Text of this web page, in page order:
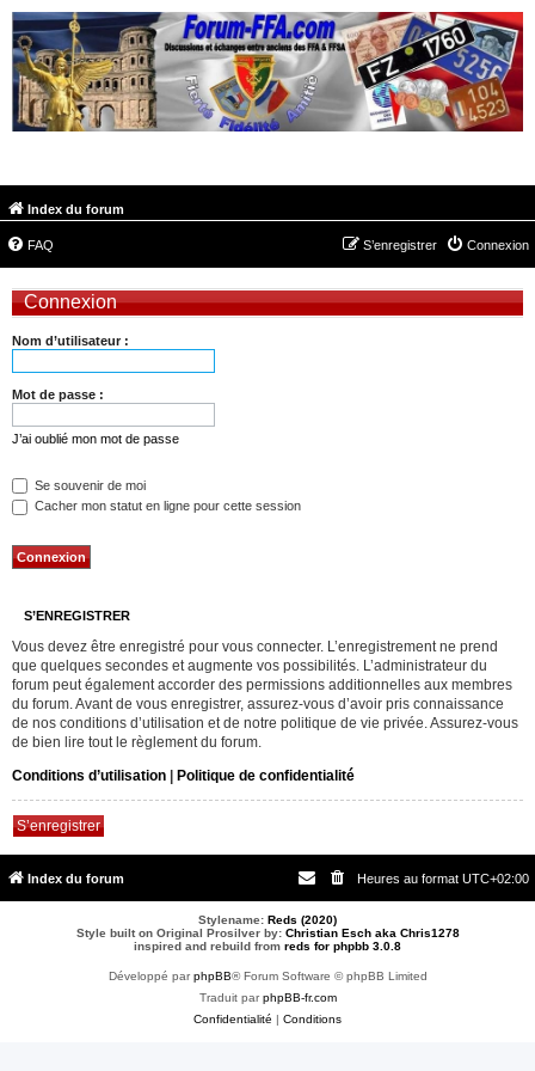
Index du forum
FAQ Connexion
S’enregistrer
Connexion
Nom d’utilisateur :
Mot de passe :
J’ai oublié mon mot de passe
Se souvenir de moi
Cacher mon statut en ligne pour cette session
S’ENREGISTRER
Vous devez être enregistré pour vous connecter. L’enregistrement ne prend
que quelques secondes et augmente vos possibilités. L’administrateur du
forum peut également accorder des permissions additionnelles aux membres
du forum. Avant de vous enregistrer, assurez-vous d’avoir pris connaissance
de nos conditions d’utilisation et de notre politique de vie privée. Assurez-vous
de bien lire tout le règlement du forum.
Conditions d’utilisation
Politique de confidentialité
S’enregistrer
Index du forum Heures au format UTC+02:00
Stylename: Reds (2020)
Style built on Original Prosilver by: Christian Esch aka Chris1278
inspired and rebuild from reds for phpbb 3.0.8
Développé parphpBB® Forum Software © phpBB Limited
Traduit parphpBB-fr.com
Confidentialité
Conditions